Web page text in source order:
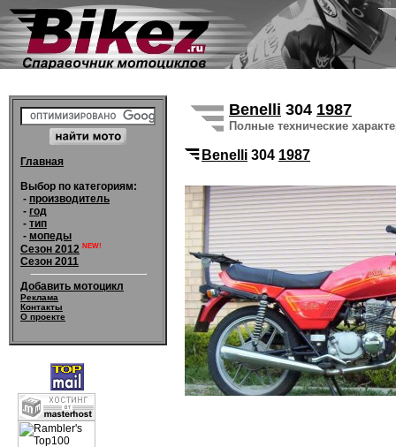
Главная
Выбор по категориям:
- производитель
- год
- тип
- мопеды
Сезон 2012 NEW!
Сезон 2011
Добавить мотоцикл
Реклама
Контакты
О проекте
Benelli 304 1987
Полные технические
Benelli 304 1987